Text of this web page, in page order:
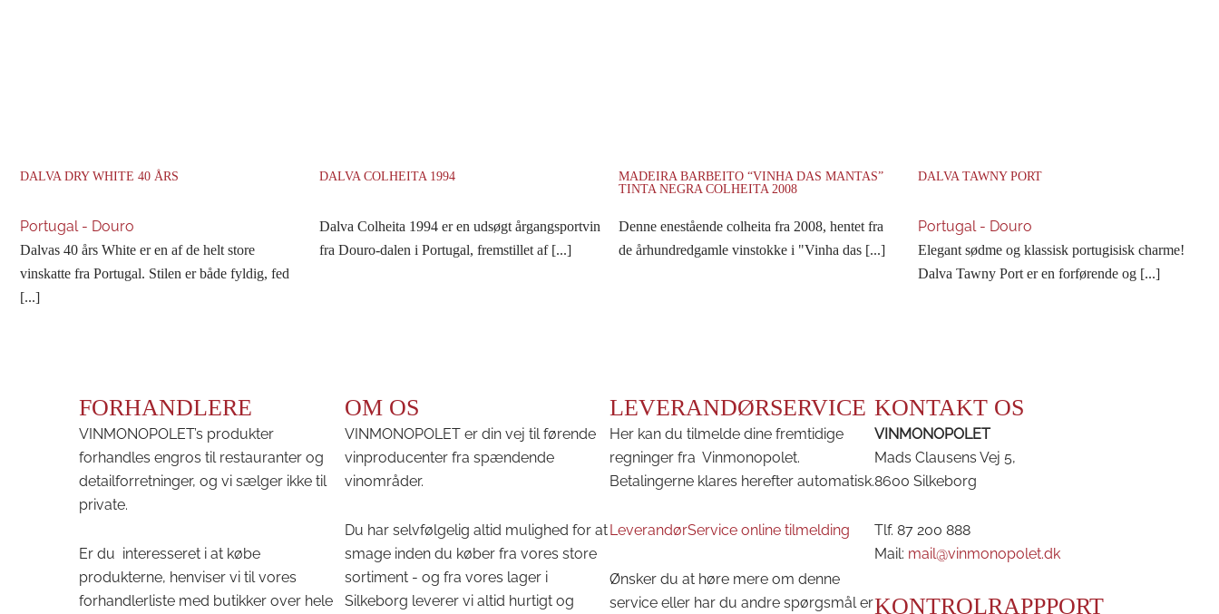
DALVA DRY WHITE 40 ÅRS
Portugal - Douro
Dalvas 40 års White er en af de helt store
vinskatte fra Portugal. Stilen er både fyldig, fed
[...]
DALVA COLHEITA 1994
Dalva Colheita 1994 er en udsøgt årgangsportvin
fra Douro-dalen i Portugal, fremstillet af [...]
MADEIRA BARBEITO “VINHA DAS MANTAS”
TINTA NEGRA COLHEITA 2008
Denne enestående colheita fra 2008, hentet fra
de århundredgamle vinstokke i "Vinha das [...]
DALVA TAWNY PORT
Portugal - Douro
Elegant sødme og klassisk portugisisk charme!
Dalva Tawny Port er en forførende og [...]
FORHANDLERE
VINMONOPOLET’s produkter
forhandles engros til restauranter og
detailforretninger, og vi sælger ikke til
private.
Er du interesseret i at købe
produkterne, henviser vi til vores
forhandlerliste med butikker over hele
OM OS
VINMONOPOLET er din vej til førende
vinproducenter fra spændende
vinområder.
Du har selvfølgelig altid mulighed for at
smage inden du køber fra vores store
sortiment - og fra vores lager i
Silkeborg leverer vi altid hurtigt og
LEVERANDØRSERVICE
Her kan du tilmelde dine fremtidige
regninger fra Vinmonopolet.
Betalingerne klares herefter automatisk.
LeverandørService online tilmelding
Ønsker du at høre mere om denne
service eller har du andre spørgsmål er
KONTAKT OS
VINMONOPOLET
Mads Clausens Vej 5,
8600 Silkeborg
Tlf. 87 200 888
Mail: mail@vinmonopolet.dk
KONTROLRAPPPORT